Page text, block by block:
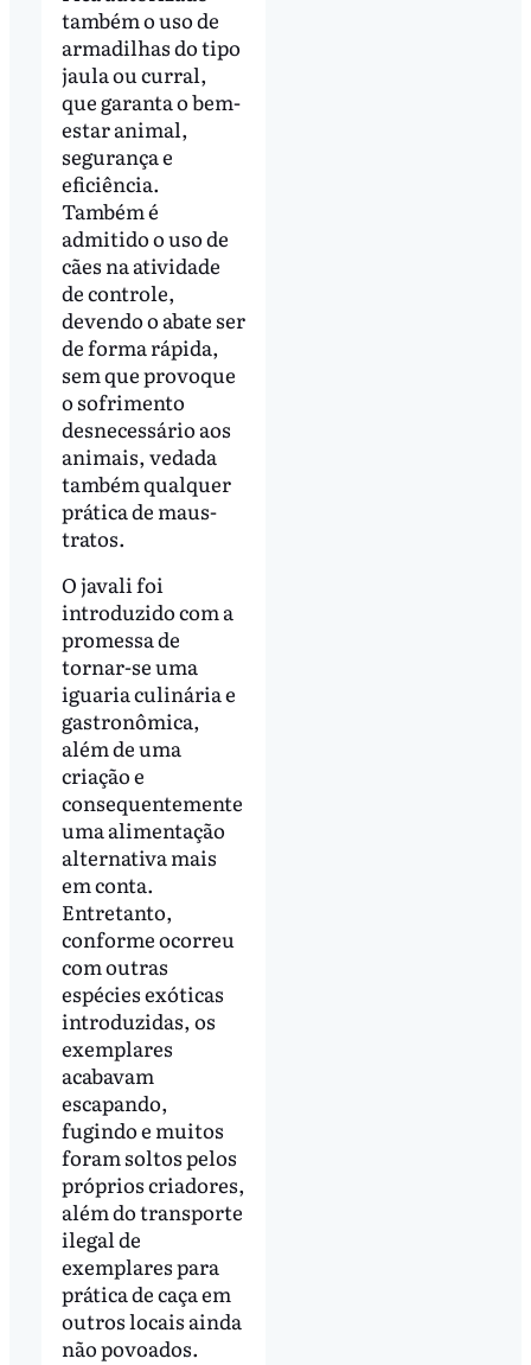
também o uso de
armadilhas do tipo
jaula ou curral,
que garanta o bem-
estar animal,
segurança e
eficiência.
Também é
admitido o uso de
cães na atividade
de controle,
devendo o abate ser
de forma rápida,
sem que provoque
o sofrimento
desnecessário aos
animais, vedada
também qualquer
prática de maus-
tratos.
O javali foi
introduzido com a
promessa de
tornar-se uma
iguaria culinária e
gastronômica,
além de uma
criação e
consequentemente
uma alimentação
alternativa mais
em conta.
Entretanto,
conforme ocorreu
com outras
espécies exóticas
introduzidas, os
exemplares
acabavam
escapando,
fugindo e muitos
foram soltos pelos
próprios criadores,
além do transporte
ilegal de
exemplares para
prática de caça em
outros locais ainda
não povoados.